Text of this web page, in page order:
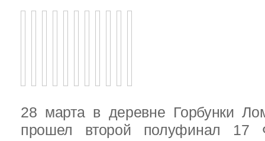
28 марта в деревне Горбунки
прошел второй полуфинал 17